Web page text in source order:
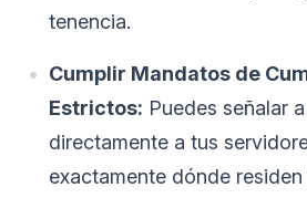
tenencia.
Cumplir Mandatos de
Estrictos: Puedes señalar
directamente a tus
exactamente dónde